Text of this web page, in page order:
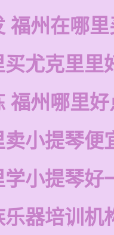
福州在哪
尤克里里
福州哪里
小提琴便
小提琴好
器培训机